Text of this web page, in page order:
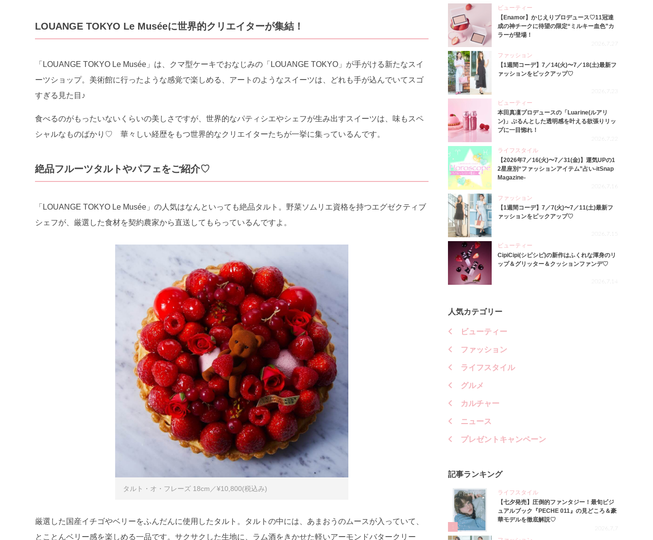
LOUANGE TOKYO Le Muséeに世界的クリエイターが集結！
「LOUANGE TOKYO Le Musée」は、クマ型ケーキでおなじみの「LOUANGE TOKYO」が手がける新たなスイ
ーツショップ。美術館に行ったような感覚で楽しめる、アートのようなスイーツは、どれも手が込んでいてスゴ
すぎる見た目♪
食べるのがもったいないくらいの美しさですが、世界的なパティシエやシェフが生み出すスイーツは、味もスペ
シャルなものばかり♡ 華々しい経歴をもつ世界的なクリエイターたちが一挙に集っているんです。
絶品フルーツタルトやパフェをご紹介♡
「LOUANGE TOKYO Le Musée」の人気はなんといっても絶品タルト。野菜ソムリエ資格を持つエグゼクティブ
シェフが、厳選した食材を契約農家から直送してもらっているんですよ。
タルト・オ・フレーズ 18cm／¥10,800(税込み)
厳選した国産イチゴやベリーをふんだんに使用したタルト。タルトの中には、あまおうのムースが入っていて、
とことんベリー感を楽しめる一品です。サクサクした生地に、ラム酒をきかせた軽いアーモンドバタークリー
ビューティー
【Enamor】かじえりプロデュース♡11冠達
成の神チークに待望の限定“ミルキー血色”カ
ラーが登場！
2026.7.27
ファッション
【1週間コーデ】7／14(火)〜7／18(土)最新フ
ァッションをピックアップ♡
2026.7.23
ビューティー
本田真凜プロデュースの「Luarine(ルアリ
ン)」ぷるんとした透明感を叶える欲張りリッ
プに一目惚れ！
2026.7.22
ライフスタイル
【2026年7／16(火)〜7／31(金)】運気UPの1
2星座別“ファッションアイテム”占い-itSnap
Magazine-
2026.7.16
ファッション
【1週間コーデ】7／7(火)〜7／11(土)最新フ
ァッションをピックアップ♡
2026.7.15
ビューティー
CipiCipi(シピシピ)の新作はふくれな渾身のリ
ップ＆グリッター＆クッションファンデ♡
2026.7.14
人気カテゴリー
ビューティー
ファッション
ライフスタイル
グルメ
カルチャー
ニュース
プレゼントキャンペーン
記事ランキング
ライフスタイル
【七夕発売】圧倒的ファンタジー！最旬ビジ
ュアルブック『PECHE 011』の見どころ＆豪
華モデルを徹底解説♡
2026.7.7